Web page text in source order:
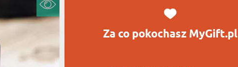
Za co pokochasz MyGift.pl